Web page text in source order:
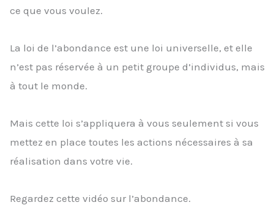
ce que vous voulez.
La loi de l’abondance est une loi universelle, et elle
n’est pas réservée à un petit groupe d’individus, mais
à tout le monde.
Mais cette loi s’appliquera à vous seulement si vous
mettez en place toutes les actions nécessaires à sa
réalisation dans votre vie.
Regardez cette vidéo sur l’abondance.